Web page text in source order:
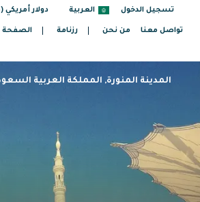
دولار أمريكي العربية تسجيل الدخول
الصفحة رزنامة من نحن تواصل معنا
المدينة المنورة, المملكة العربية